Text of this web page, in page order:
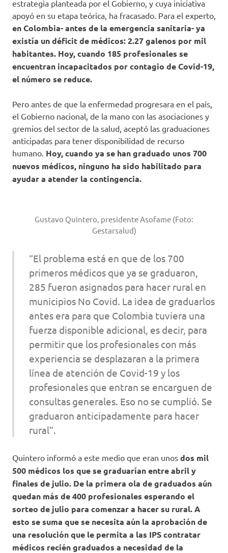
estrategia planteada por el Gobierno, y cuya iniciativa
apoyó en su etapa teórica, ha fracasado. Para el experto,
en Colombia- antes de la emergencia sanitaria- ya
existía un déficit de médicos: 2.27 galenos por mil
habitantes. Hoy, cuando 185 profesionales se
encuentran incapacitados por contagio de Covid-19,
el número se reduce.
Pero antes de que la enfermedad progresara en el país,
el Gobierno nacional, de la mano con las asociaciones y
gremios del sector de la salud, aceptó las graduaciones
anticipadas para tener disponibilidad de recurso
humano. Hoy, cuando ya se han graduado unos 700
nuevos médicos, ninguno ha sido habilitado para
ayudar a atender la contingencia.
Gustavo Quintero, presidente Asofame (Foto:
Gestarsalud)
“El problema está en que de los 700
primeros médicos que ya se graduaron,
285 fueron asignados para hacer rural en
municipios No Covid. La idea de graduarlos
antes era para que Colombia tuviera una
fuerza disponible adicional, es decir, para
permitir que los profesionales con más
experiencia se desplazaran a la primera
línea de atención de Covid-19 y los
profesionales que entran se encarguen de
consultas generales. Eso no se cumplió. Se
graduaron anticipadamente para hacer
rural”.
Quintero informó a este medio que eran unos dos mil
500 médicos los que se graduarían entre abril y
finales de julio. De la primera ola de graduados aún
quedan más de 400 profesionales esperando el
sorteo de julio para comenzar a hacer su rural. A
esto se suma que se necesita aún la aprobación de
una resolución que le permita a las IPS contratar
médicos recién graduados a necesidad de la